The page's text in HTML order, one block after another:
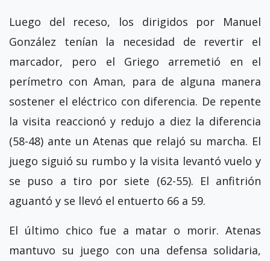
Luego del receso, los dirigidos por Manuel
González tenían la necesidad de revertir el
marcador, pero el Griego arremetió en el
perímetro con Aman, para de alguna manera
sostener el eléctrico con diferencia. De repente
la visita reaccionó y redujo a diez la diferencia
(58-48) ante un Atenas que relajó su marcha. El
juego siguió su rumbo y la visita levantó vuelo y
se puso a tiro por siete (62-55). El anfitrión
aguantó y se llevó el entuerto 66 a 59.
El último chico fue a matar o morir. Atenas
mantuvo su juego con una defensa solidaria,